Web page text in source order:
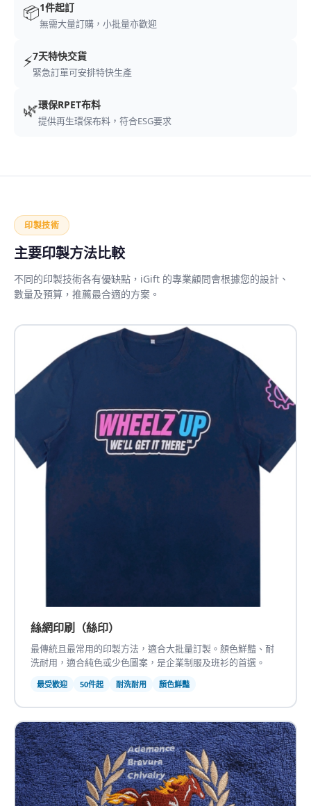
📦1件起訂
無需大量訂購，小批量亦歡迎
⚡7天特快交貨
緊急訂單可安排特快生產
🌿環保RPET布料
提供再生環保布料，符合ESG要求
印製技術
主要印製方法比較
不同的印製技術各有優缺點，iGift 的專業顧問會根據您的設計、
數量及預算，推薦最合適的方案。
絲網印刷（絲印）
最傳統且最常用的印製方法，適合大批量訂製。顏色鮮豔、耐
洗耐用，適合純色或少色圖案，是企業制服及班衫的首選。
最受歡迎 50件起 耐洗耐用 顏色鮮豔